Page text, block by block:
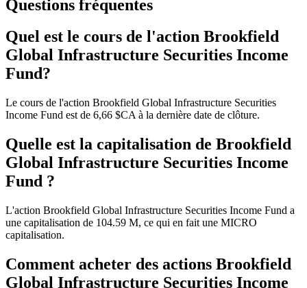
Questions fréquentes
Quel est le cours de l'action Brookfield
Global Infrastructure Securities Income
Fund?
Le cours de l'action Brookfield Global Infrastructure Securities
Income Fund est de 6,66 $CA à la dernière date de clôture.
Quelle est la capitalisation de Brookfield
Global Infrastructure Securities Income
Fund ?
L'action Brookfield Global Infrastructure Securities Income Fund a
une capitalisation de 104.59 M, ce qui en fait une MICRO
capitalisation.
Comment acheter des actions Brookfield
Global Infrastructure Securities Income